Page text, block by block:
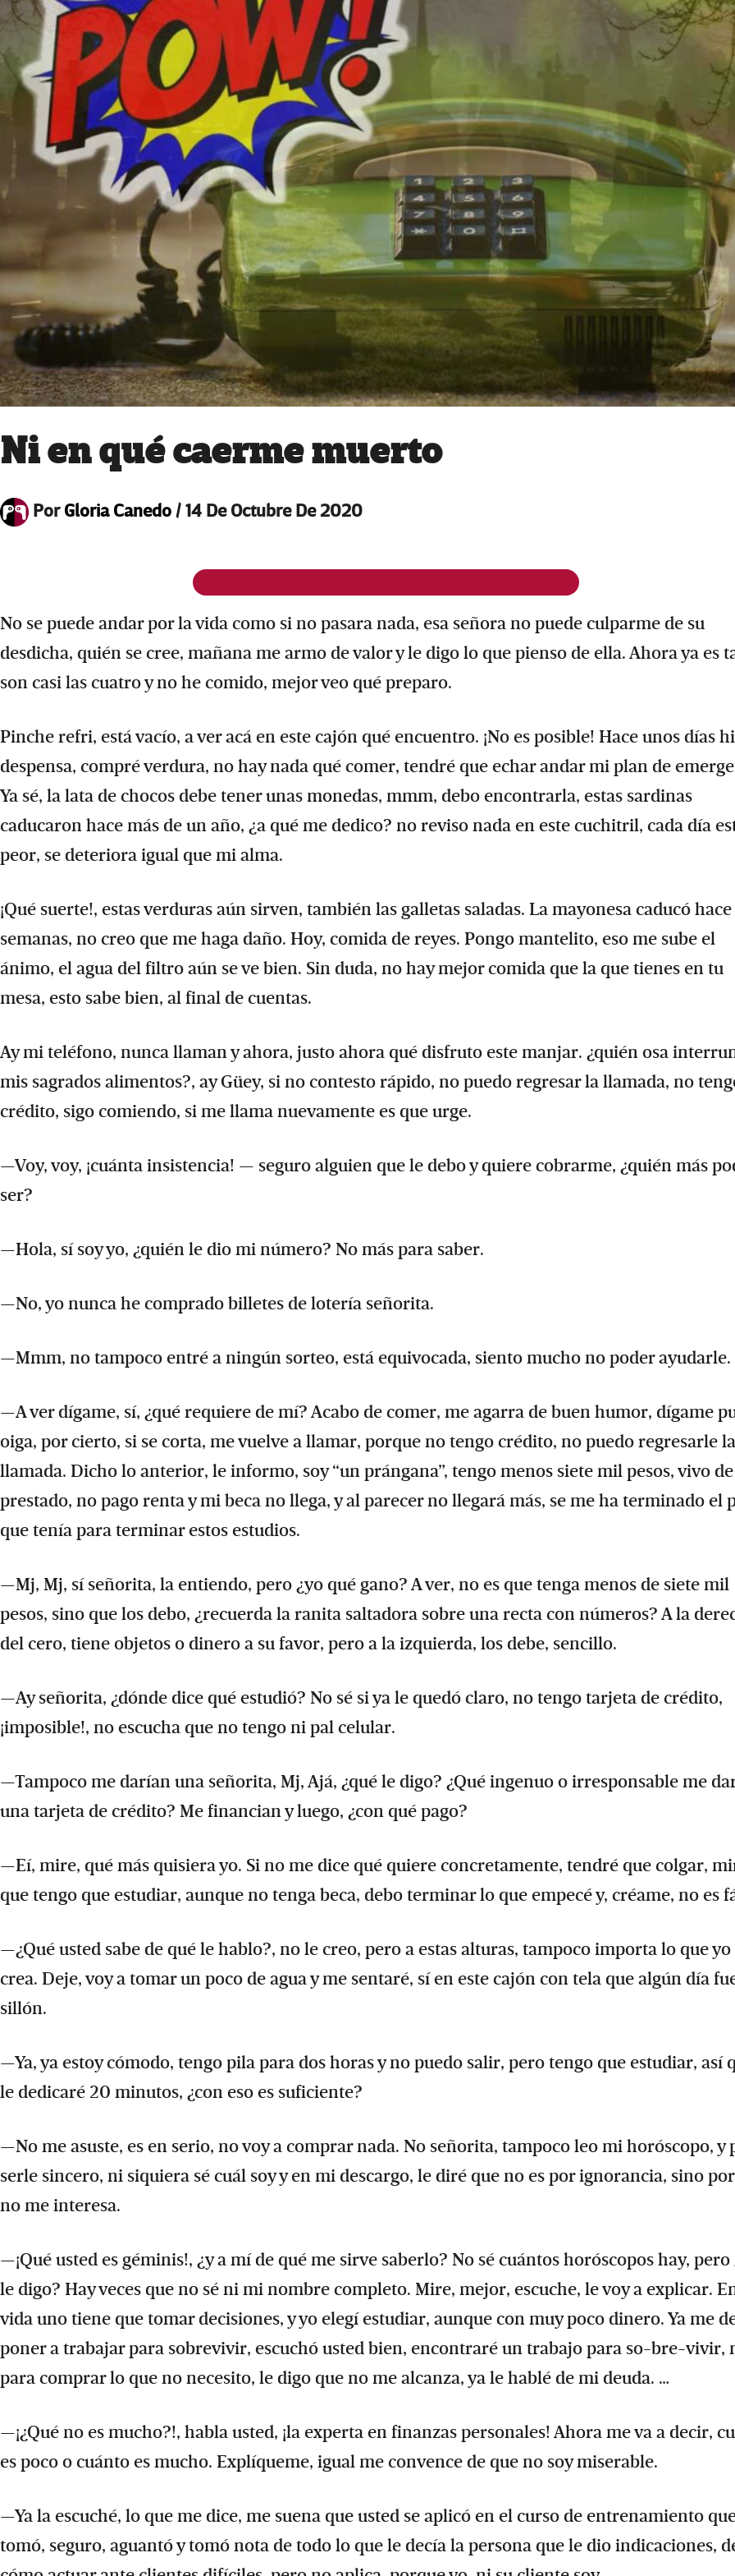
Ni en qué caerme muerto
PorGloria Canedo/14 De Octubre De 2020
No se puede andar por la vida como si no pasara nada, esa señora no puede culparme de su
desdicha, quién se cree, mañana me armo de valor y le digo lo que pienso de ella. Ahora ya es
son casi las cuatro y no he comido, mejor veo qué preparo.
Pinche refri, está vacío, a ver acá en este cajón qué encuentro. ¡No es posible! Hace unos días
despensa, compré verdura, no hay nada qué comer, tendré que echar andar mi plan de
Ya sé, la lata de chocos debe tener unas monedas, mmm, debo encontrarla, estas sardinas
caducaron hace más de un año, ¿a qué me dedico? no reviso nada en este cuchitril, cada día
peor, se deteriora igual que mi alma.
¡Qué suerte!, estas verduras aún sirven, también las galletas saladas. La mayonesa caducó
semanas, no creo que me haga daño. Hoy, comida de reyes. Pongo mantelito, eso me sube el
ánimo, el agua del filtro aún se ve bien. Sin duda, no hay mejor comida que la que tienes en tu
mesa, esto sabe bien, al final de cuentas.
Ay mi teléfono, nunca llaman y ahora, justo ahora qué disfruto este manjar. ¿quién osa
mis sagrados alimentos?, ay Güey, si no contesto rápido, no puedo regresar la llamada, no
crédito, sigo comiendo, si me llama nuevamente es que urge.
—Voy, voy, ¡cuánta insistencia! — seguro alguien que le debo y quiere cobrarme, ¿quién más
ser?
—Hola, sí soy yo, ¿quién le dio mi número? No más para saber.
—No, yo nunca he comprado billetes de lotería señorita.
—Mmm, no tampoco entré a ningún sorteo, está equivocada, siento mucho no poder ayudarle.
—A ver dígame, sí, ¿qué requiere de mí? Acabo de comer, me agarra de buen humor, dígame
oiga, por cierto, si se corta, me vuelve a llamar, porque no tengo crédito, no puedo regresarle la
llamada. Dicho lo anterior, le informo, soy “un prángana”, tengo menos siete mil pesos, vivo de
prestado, no pago renta y mi beca no llega, y al parecer no llegará más, se me ha terminado el
que tenía para terminar estos estudios.
—Mj, Mj, sí señorita, la entiendo, pero ¿yo qué gano? A ver, no es que tenga menos de siete mil
pesos, sino que los debo, ¿recuerda la ranita saltadora sobre una recta con números? A la
del cero, tiene objetos o dinero a su favor, pero a la izquierda, los debe, sencillo.
—Ay señorita, ¿dónde dice qué estudió? No sé si ya le quedó claro, no tengo tarjeta de crédito,
¡imposible!, no escucha que no tengo ni pal celular.
—Tampoco me darían una señorita, Mj, Ajá, ¿qué le digo? ¿Qué ingenuo o irresponsable me
una tarjeta de crédito? Me financian y luego, ¿con qué pago?
—Eí, mire, qué más quisiera yo. Si no me dice qué quiere concretamente, tendré que colgar,
que tengo que estudiar, aunque no tenga beca, debo terminar lo que empecé y, créame, no es
—¿Qué usted sabe de qué le hablo?, no le creo, pero a estas alturas, tampoco importa lo que yo
crea. Deje, voy a tomar un poco de agua y me sentaré, sí en este cajón con tela que algún día
sillón.
—Ya, ya estoy cómodo, tengo pila para dos horas y no puedo salir, pero tengo que estudiar, así
le dedicaré 20 minutos, ¿con eso es suficiente?
—No me asuste, es en serio, no voy a comprar nada. No señorita, tampoco leo mi horóscopo, y
serle sincero, ni siquiera sé cuál soy y en mi descargo, le diré que no es por ignorancia, sino
no me interesa.
—¡Qué usted es géminis!, ¿y a mí de qué me sirve saberlo? No sé cuántos horóscopos hay, pero
le digo? Hay veces que no sé ni mi nombre completo. Mire, mejor, escuche, le voy a explicar.
vida uno tiene que tomar decisiones, y yo elegí estudiar, aunque con muy poco dinero. Ya me
poner a trabajar para sobrevivir, escuchó usted bien, encontraré un trabajo para so-bre-vivir,
para comprar lo que no necesito, le digo que no me alcanza, ya le hablé de mi deuda. …
—¡¿Qué no es mucho?!, habla usted, ¡la experta en finanzas personales! Ahora me va a decir,
es poco o cuánto es mucho. Explíqueme, igual me convence de que no soy miserable.
—Ya la escuché, lo que me dice, me suena que usted se aplicó en el curso de entrenamiento
tomó, seguro, aguantó y tomó nota de todo lo que le decía la persona que le dio indicaciones,